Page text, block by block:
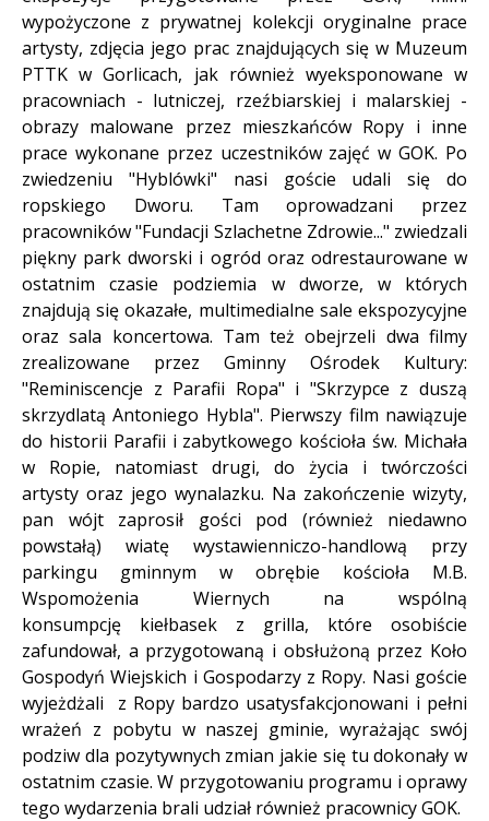
wypożyczone z prywatnej kolekcji oryginalne prace
artysty, zdjęcia jego prac znajdujących się w Muzeum
PTTK w Gorlicach, jak również wyeksponowane w
pracowniach - lutniczej, rzeźbiarskiej i malarskiej -
obrazy malowane przez mieszkańców Ropy i inne
prace wykonane przez uczestników zajęć w GOK. Po
zwiedzeniu "Hyblówki" nasi goście udali się do
ropskiego Dworu. Tam oprowadzani przez
pracowników "Fundacji Szlachetne Zdrowie..." zwiedzali
piękny park dworski i ogród oraz odrestaurowane w
ostatnim czasie podziemia w dworze, w których
znajdują się okazałe, multimedialne sale ekspozycyjne
oraz sala koncertowa. Tam też obejrzeli dwa filmy
zrealizowane przez Gminny Ośrodek Kultury:
"Reminiscencje z Parafii Ropa" i "Skrzypce z duszą
skrzydlatą Antoniego Hybla". Pierwszy film nawiązuje
do historii Parafii i zabytkowego kościoła św. Michała
w Ropie, natomiast drugi, do życia i twórczości
artysty oraz jego wynalazku. Na zakończenie wizyty,
pan wójt zaprosił gości pod (również niedawno
powstałą) wiatę wystawienniczo-handlową przy
parkingu gminnym w obrębie kościoła M.B.
Wspomożenia Wiernych na wspólną
konsumpcję kiełbasek z grilla, które osobiście
zafundował, a przygotowaną i obsłużoną przez Koło
Gospodyń Wiejskich i Gospodarzy z Ropy. Nasi goście
wyjeżdżali z Ropy bardzo usatysfakcjonowani i pełni
wrażeń z pobytu w naszej gminie, wyrażając swój
podziw dla pozytywnych zmian jakie się tu dokonały w
ostatnim czasie. W przygotowaniu programu i oprawy
tego wydarzenia brali udział również pracownicy GOK.